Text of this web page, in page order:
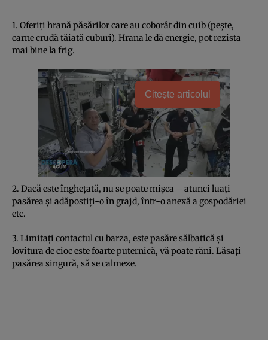
1. Oferiţi hrană păsărilor care au coborât din cuib (peşte,
carne crudă tăiată cuburi). Hrana le dă energie, pot rezista
mai bine la frig.
Citește articolul
2. Dacă este îngheţată, nu se poate mişca – atunci luaţi
pasărea şi adăpostiţi-o în grajd, într-o anexă a gospodăriei
etc.
3. Limitaţi contactul cu barza, este pasăre sălbatică şi
lovitura de cioc este foarte puternică, vă poate răni. Lăsaţi
pasărea singură, să se calmeze.